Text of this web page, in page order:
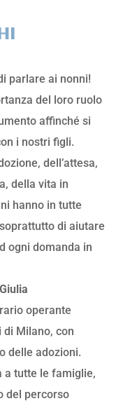
parlare ai nonni!
del loro ruolo
affinché si
i nostri figli.
dell’attesa,
della vita in
hanno in tutte
di aiutare
ogni domanda in
operante
Milano, con
delle adozioni.
a tutte le famiglie,
del percorso